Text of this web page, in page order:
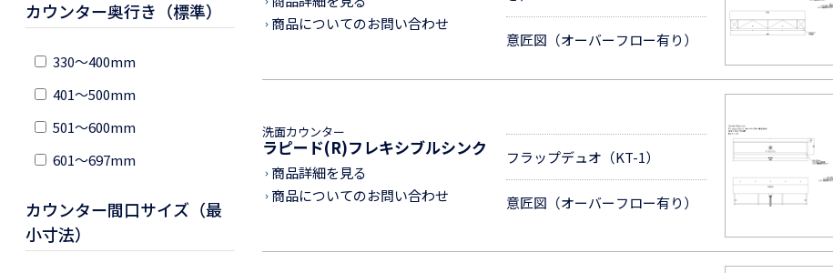
カウンター奥行き（標準）
330～400mm
401～500mm
501～600mm
601～697mm
カウンター間口サイズ（最
小寸法）
keyboard_arrow_right
keyboard_arrow_right 商品についてのお問い合わせ
意匠図（オーバーフロー有り）
洗面カウンター
ラピード(R)フレキシブルシンク
keyboard_arrow_right 商品詳細を見る
keyboard_arrow_right 商品についてのお問い合わせ
フラップデュオ（KT-1）
意匠図（オーバーフロー有り）